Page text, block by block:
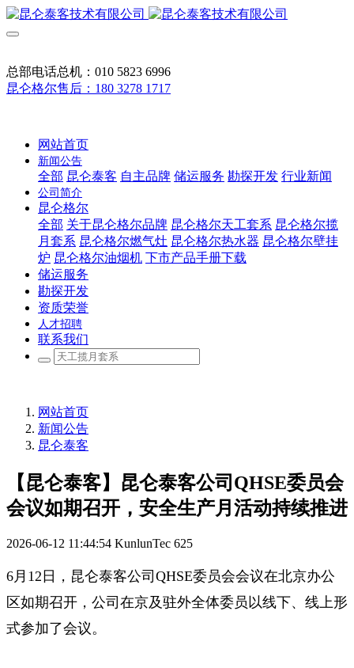
总部电话总机：010 5823 6996
昆仑格尔售后：180 3278 1717
网站首页
新闻公告
全部 昆仑泰客 自主品牌 储运服务 勘探开发 行业新闻
公司简介
昆仑格尔
全部 关于昆仑格尔品牌 昆仑格尔天工套系 昆仑格尔揽
月套系 昆仑格尔燃气灶 昆仑格尔热水器 昆仑格尔壁挂
炉 昆仑格尔油烟机 下市产品手册下载
储运服务
勘探开发
资质荣誉
人才招聘
联系我们
网站首页
新闻公告
昆仑泰客
【昆仑泰客】昆仑泰客公司QHSE委员会
会议如期召开，安全生产月活动持续推进
2026-06-12 11:44:54 KunlunTec 625
6月12日，昆仑泰客公司QHSE委员会会议在北京办公
区如期召开，公司在京及驻外全体委员以线下、线上形
式参加了会议。